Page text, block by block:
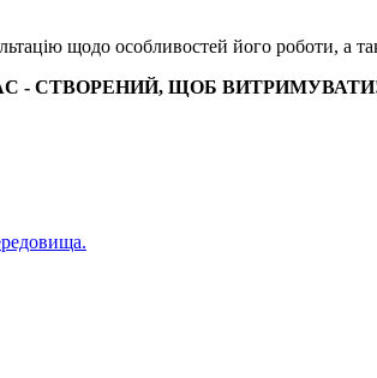
щодо особливостей його роботи, а
- СТВОРЕНИЙ, ЩОБ